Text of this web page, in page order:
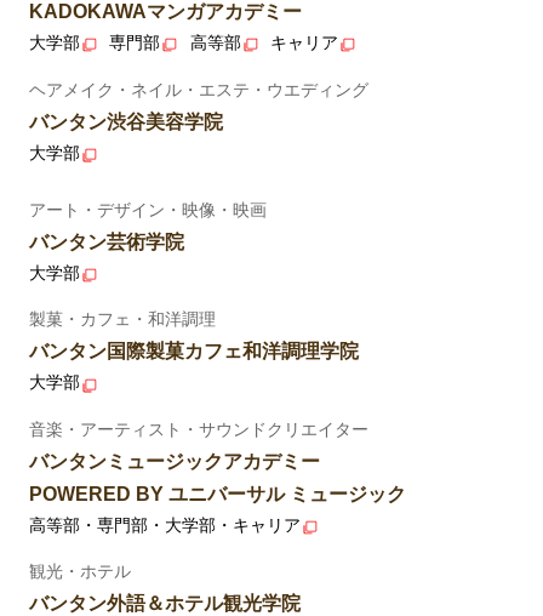
KADOKAWAマンガアカデミー
大学部 専門部 高等部 キャリア
ヘアメイク・ネイル・エステ・ウエディング
バンタン渋谷美容学院
大学部
アート・デザイン・映像・映画
バンタン芸術学院
大学部
製菓・カフェ・和洋調理
バンタン国際製菓カフェ和洋調理学院
大学部
音楽・アーティスト・サウンドクリエイター
バンタンミュージックアカデミー
POWERED BY ユニバーサル ミュージック
高等部・専門部・大学部・キャリア
観光・ホテル
バンタン外語＆ホテル観光学院